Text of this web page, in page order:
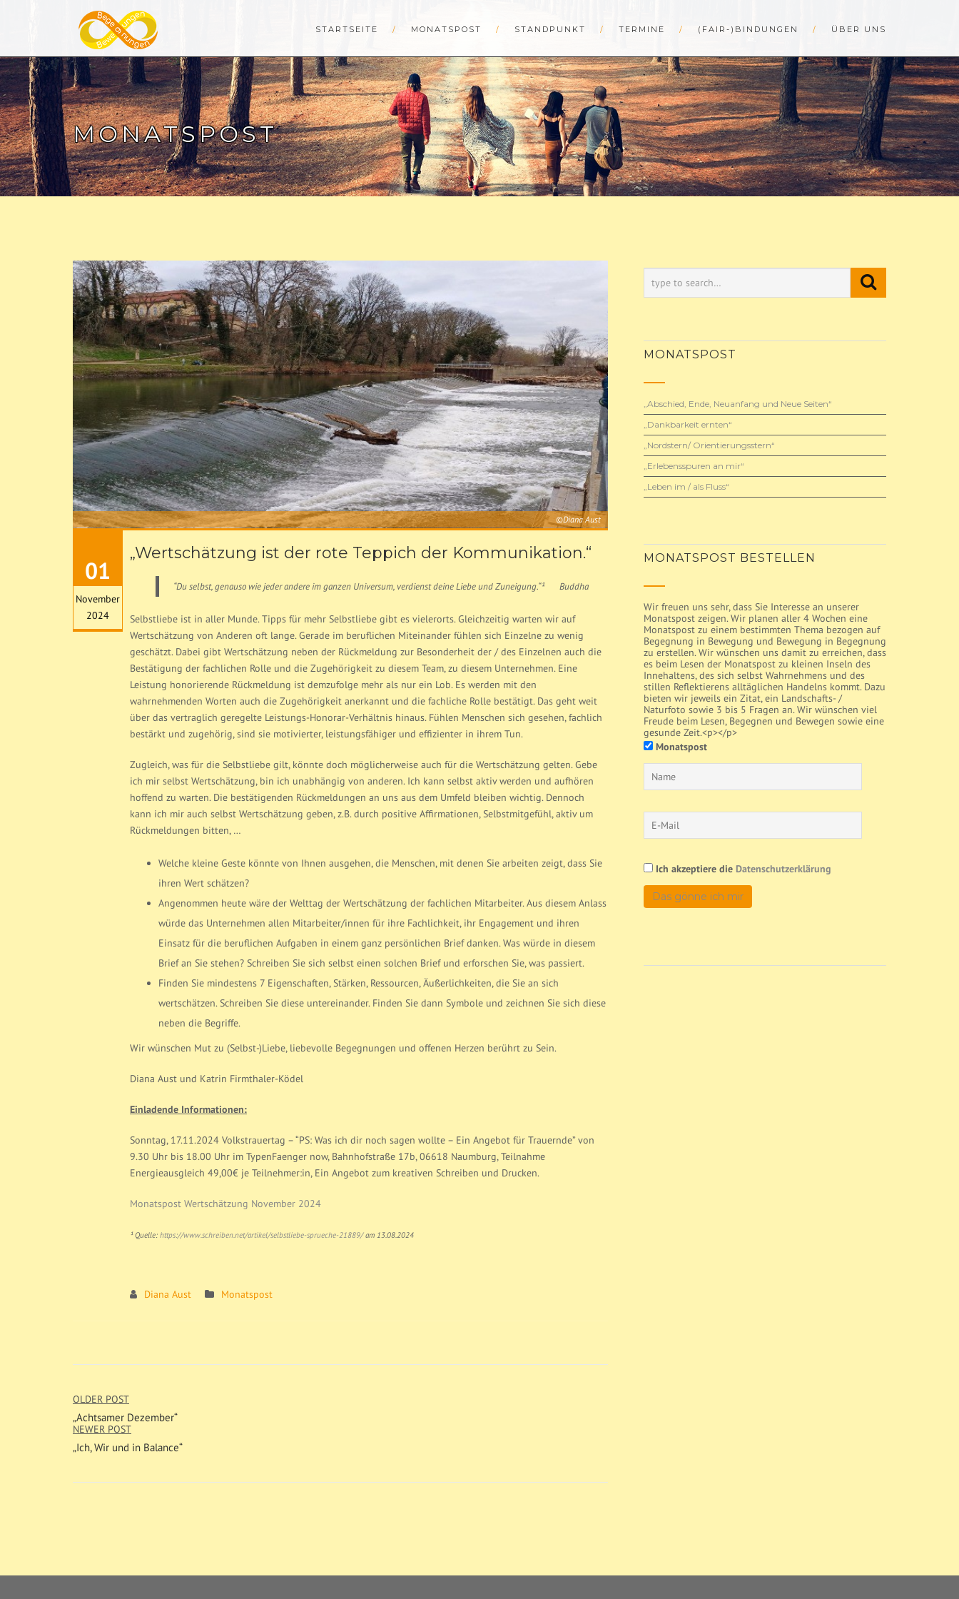
STARTSEITE MONATSPOST STANDPUNKT TERMINE (FAIR-)BINDUNGEN ÜBER UNS
MONATSPOST
©Diana Aust
01
November
2024
„Wertschätzung ist der rote Teppich der Kommunikation.“
“Du selbst, genauso wie jeder andere im ganzen Universum, verdienst deine Liebe und Zuneigung.“¹ Buddha
Selbstliebe ist in aller Munde. Tipps für mehr Selbstliebe gibt es vielerorts. Gleichzeitig warten wir auf
Wertschätzung von Anderen oft lange. Gerade im beruflichen Miteinander fühlen sich Einzelne zu wenig
geschätzt. Dabei gibt Wertschätzung neben der Rückmeldung zur Besonderheit der / des Einzelnen auch die
Bestätigung der fachlichen Rolle und die Zugehörigkeit zu diesem Team, zu diesem Unternehmen. Eine
Leistung honorierende Rückmeldung ist demzufolge mehr als nur ein Lob. Es werden mit den
wahrnehmenden Worten auch die Zugehörigkeit anerkannt und die fachliche Rolle bestätigt. Das geht weit
über das vertraglich geregelte Leistungs-Honorar-Verhältnis hinaus. Fühlen Menschen sich gesehen, fachlich
bestärkt und zugehörig, sind sie motivierter, leistungsfähiger und effizienter in ihrem Tun.
Zugleich, was für die Selbstliebe gilt, könnte doch möglicherweise auch für die Wertschätzung gelten. Gebe
ich mir selbst Wertschätzung, bin ich unabhängig von anderen. Ich kann selbst aktiv werden und aufhören
hoffend zu warten. Die bestätigenden Rückmeldungen an uns aus dem Umfeld bleiben wichtig. Dennoch
kann ich mir auch selbst Wertschätzung geben, z.B. durch positive Affirmationen, Selbstmitgefühl, aktiv um
Rückmeldungen bitten, …
Welche kleine Geste könnte von Ihnen ausgehen, die Menschen, mit denen Sie arbeiten zeigt, dass Sie
ihren Wert schätzen?
Angenommen heute wäre der Welttag der Wertschätzung der fachlichen Mitarbeiter. Aus diesem Anlass
würde das Unternehmen allen Mitarbeiter/innen für ihre Fachlichkeit, ihr Engagement und ihren
Einsatz für die beruflichen Aufgaben in einem ganz persönlichen Brief danken. Was würde in diesem
Brief an Sie stehen? Schreiben Sie sich selbst einen solchen Brief und erforschen Sie, was passiert.
Finden Sie mindestens 7 Eigenschaften, Stärken, Ressourcen, Äußerlichkeiten, die Sie an sich
wertschätzen. Schreiben Sie diese untereinander. Finden Sie dann Symbole und zeichnen Sie sich diese
neben die Begriffe.
Wir wünschen Mut zu (Selbst-)Liebe, liebevolle Begegnungen und offenen Herzen berührt zu Sein.
Diana Aust und Katrin Firmthaler-Ködel
Einladende Informationen:
Sonntag, 17.11.2024 Volkstrauertag – “PS: Was ich dir noch sagen wollte – Ein Angebot für Trauernde” von
9.30 Uhr bis 18.00 Uhr im TypenFaenger now, Bahnhofstraße 17b, 06618 Naumburg, Teilnahme
Energieausgleich 49,00€ je Teilnehmer:in, Ein Angebot zum kreativen Schreiben und Drucken.
Monatspost Wertschätzung November 2024
¹ Quelle: https://www.schreiben.net/artikel/selbstliebe-sprueche-21889/am 13.08.2024
Diana Aust Monatspost
OLDER POST
„Achtsamer Dezember“
NEWER POST
„Ich, Wir und in Balance“
MONATSPOST
„Abschied, Ende, Neuanfang und Neue Seiten“
„Dankbarkeit ernten“
„Nordstern/ Orientierungsstern“
„Erlebensspuren an mir“
„Leben im / als Fluss“
MONATSPOST BESTELLEN
Wir freuen uns sehr, dass Sie Interesse an unserer
Monatspost zeigen. Wir planen aller 4 Wochen eine
Monatspost zu einem bestimmten Thema bezogen auf
Begegnung in Bewegung und Bewegung in Begegnung
zu erstellen. Wir wünschen uns damit zu erreichen, dass
es beim Lesen der Monatspost zu kleinen Inseln des
Innehaltens, des sich selbst Wahrnehmens und des
stillen Reflektierens alltäglichen Handelns kommt. Dazu
bieten wir jeweils ein Zitat, ein Landschafts- /
Naturfoto sowie 3 bis 5 Fragen an. Wir wünschen viel
Freude beim Lesen, Begegnen und Bewegen sowie eine
gesunde Zeit.<p></p>
Monatspost
Ich akzeptiere die Datenschutzerklärung
Das gönne ich mir